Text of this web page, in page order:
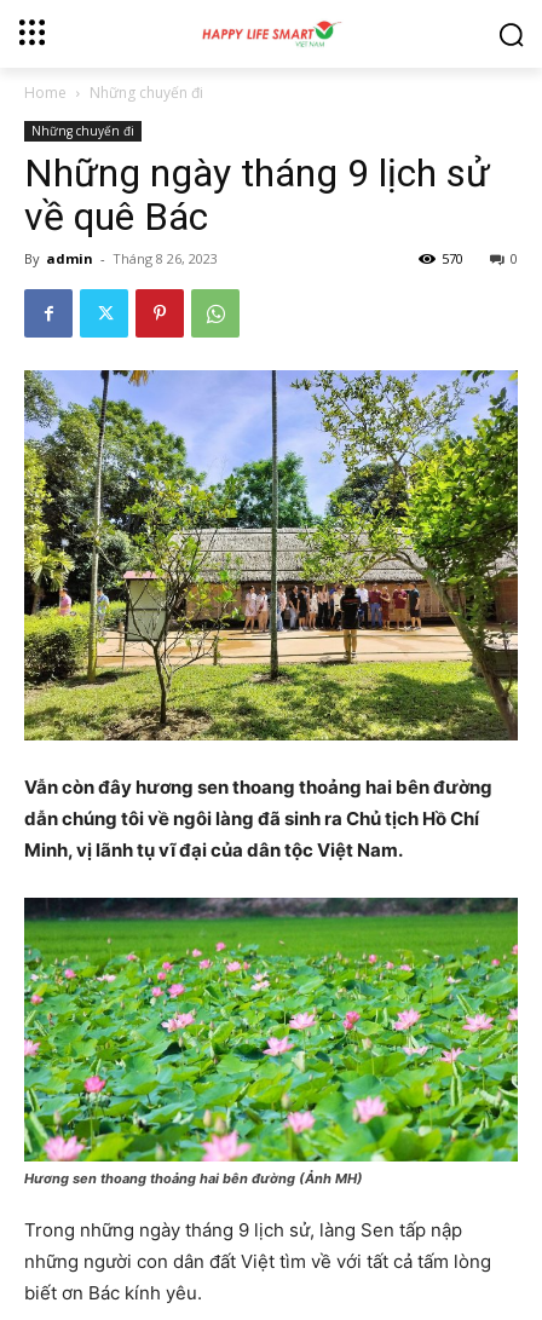
Home Những chuyến đi
Những chuyến đi
Những ngày tháng 9 lịch sử
về quê Bác
By admin - Tháng 8 26, 2023 0
570
Vẫn còn đây hương sen thoang thoảng hai bên đường
dẫn chúng tôi về ngôi làng đã sinh ra Chủ tịch Hồ Chí
Minh, vị lãnh tụ vĩ đại của dân tộc Việt Nam.
Hương sen thoang thoảng hai bên đường (Ảnh MH)
Trong những ngày tháng 9 lịch sử, làng Sen tấp nập
những người con dân đất Việt tìm về với tất cả tấm lòng
biết ơn Bác kính yêu.